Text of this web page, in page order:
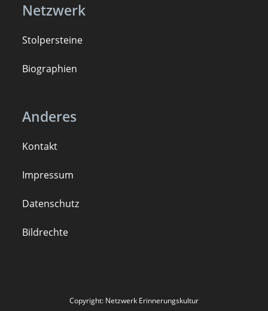
Netzwerk
Stolpersteine
Biographien
Anderes
Kontakt
Impressum
Datenschutz
Bildrechte
Copyright: Netzwerk Erinnerungskultur